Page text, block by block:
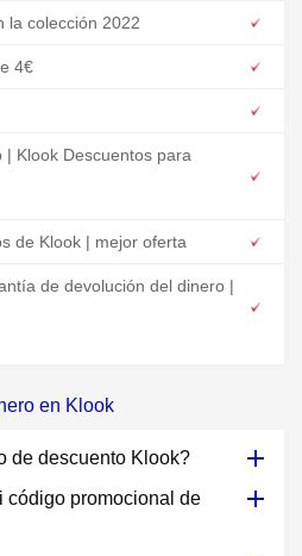
la colección 2022
4€
Klook Descuentos para
de Klook | mejor oferta
de devolución del dinero |
en Klook
de descuento Klook?
código promocional de